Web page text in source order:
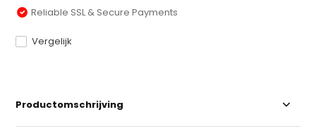
Reliable SSL & Secure Payments
Vergelijk
Productomschrijving